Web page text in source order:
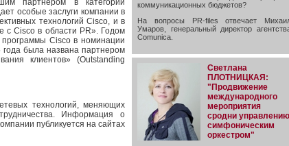
партнером в категории
особые заслуги компании в
технологий Cisco, и в
с Сisco в области PR». Годом
Cisco в номинации
года была названа партнером
клиентов» (Outstanding
технологий, меняющих
Информация о
публикуется на сайтах
коммуникационных бюджетов?
На вопросы PR-files отвечает
Умаров, генеральный директор
Comunica.
Светлана
ПЛОТНИЦКАЯ:
"Продвижение
международного
мероприятия
сродни управлению
симфоническим
оркестром"